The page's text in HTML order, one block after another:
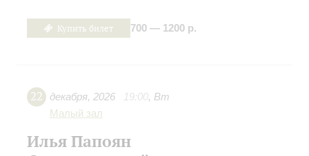
Купить билет 700 — 1200 р.
22 декабря, 2026 19:00, Вт
Малый зал
Илья Папоян